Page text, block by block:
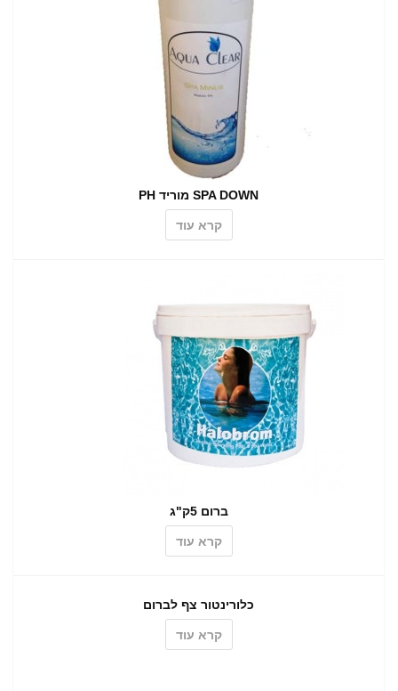
SPA DOWN מוריד PH
קרא עוד
ברום 5ק"ג
קרא עוד
כלורינטור צף לברום
קרא עוד